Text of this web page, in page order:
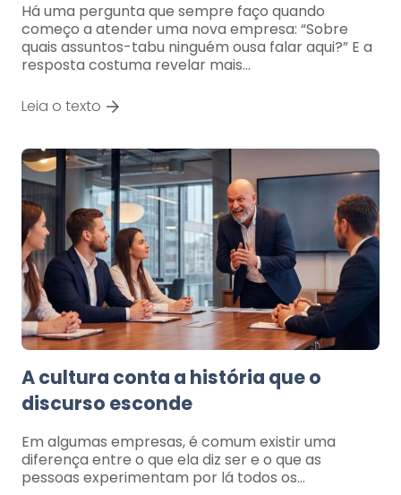
Há uma pergunta que sempre faço quando
começo a atender uma nova empresa: “Sobre
quais assuntos-tabu ninguém ousa falar aqui?” E a
resposta costuma revelar mais…
Leia o texto
A cultura conta a história que o
discurso esconde
Em algumas empresas, é comum existir uma
diferença entre o que ela diz ser e o que as
pessoas experimentam por lá todos os…